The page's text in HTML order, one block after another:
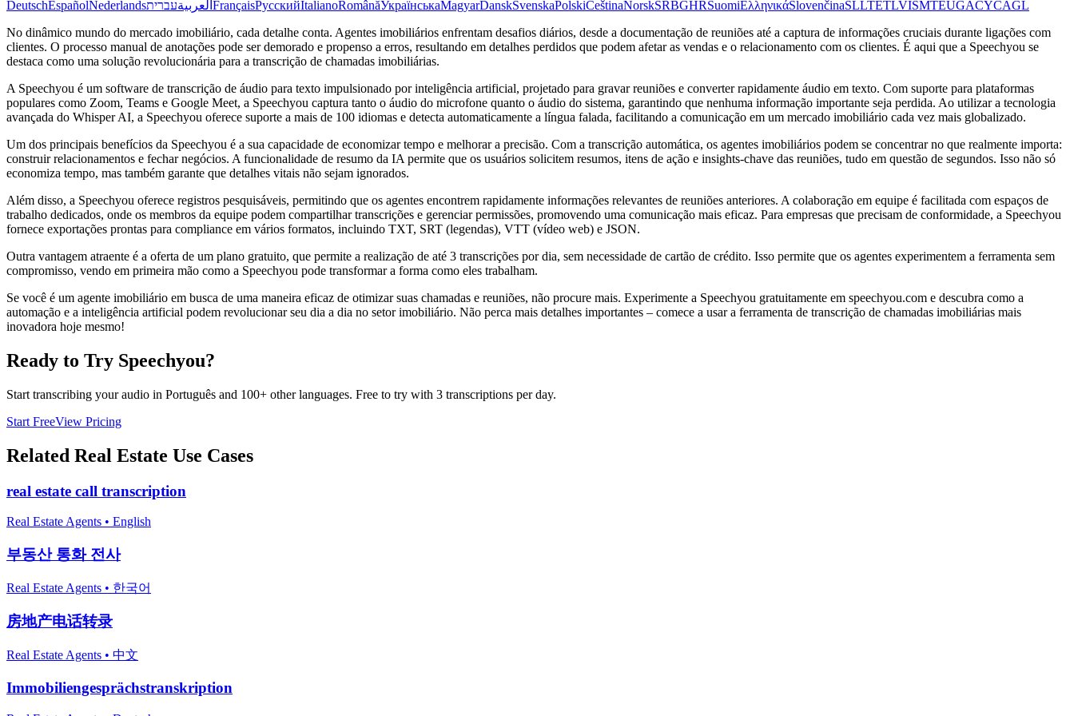
DeutschEspañolNederlands العربيةעברית FrançaisРусскийItalianoRomânăУкраїнськаMagyarDanskSvenskaPolskiČeštinaNorskSRBGHRSuomiΕλληνικάSlovenčinaSLLTETLVISMTEUGACYCAGL
No dinâmico mundo do mercado imobiliário, cada detalhe conta. Agentes imobiliários enfrentam desafios diários, desde a documentação de reuniões até a captura de informações cruciais durante ligações com
clientes. O processo manual de anotações pode ser demorado e propenso a erros, resultando em detalhes perdidos que podem afetar as vendas e o relacionamento com os clientes. É aqui que a Speechyou se
destaca como uma solução revolucionária para a transcrição de chamadas imobiliárias.
A Speechyou é um software de transcrição de áudio para texto impulsionado por inteligência artificial, projetado para gravar reuniões e converter rapidamente áudio em texto. Com suporte para plataformas
populares como Zoom, Teams e Google Meet, a Speechyou captura tanto o áudio do microfone quanto o áudio do sistema, garantindo que nenhuma informação importante seja perdida. Ao utilizar a tecnologia
avançada do Whisper AI, a Speechyou oferece suporte a mais de 100 idiomas e detecta automaticamente a língua falada, facilitando a comunicação em um mercado imobiliário cada vez mais globalizado.
Um dos principais benefícios da Speechyou é a sua capacidade de economizar tempo e melhorar a precisão. Com a transcrição automática, os agentes imobiliários podem se concentrar no que realmente importa:
construir relacionamentos e fechar negócios. A funcionalidade de resumo da IA permite que os usuários solicitem resumos, itens de ação e insights-chave das reuniões, tudo em questão de segundos. Isso não só
economiza tempo, mas também garante que detalhes vitais não sejam ignorados.
Além disso, a Speechyou oferece registros pesquisáveis, permitindo que os agentes encontrem rapidamente informações relevantes de reuniões anteriores. A colaboração em equipe é facilitada com espaços de
trabalho dedicados, onde os membros da equipe podem compartilhar transcrições e gerenciar permissões, promovendo uma comunicação mais eficaz. Para empresas que precisam de conformidade, a Speechyou
fornece exportações prontas para compliance em vários formatos, incluindo TXT, SRT (legendas), VTT (vídeo web) e JSON.
Outra vantagem atraente é a oferta de um plano gratuito, que permite a realização de até 3 transcrições por dia, sem necessidade de cartão de crédito. Isso permite que os agentes experimentem a ferramenta sem
compromisso, vendo em primeira mão como a Speechyou pode transformar a forma como eles trabalham.
Se você é um agente imobiliário em busca de uma maneira eficaz de otimizar suas chamadas e reuniões, não procure mais. Experimente a Speechyou gratuitamente em speechyou.com e descubra como a
automação e a inteligência artificial podem revolucionar seu dia a dia no setor imobiliário. Não perca mais detalhes importantes – comece a usar a ferramenta de transcrição de chamadas imobiliárias mais
inovadora hoje mesmo!
Ready to Try Speechyou?
Start transcribing your audio in Português and 100+ other languages. Free to try with 3 transcriptions per day.
Start FreeView Pricing
Related Real Estate Use Cases
real estate call transcription
Real Estate Agents • English
부동산 통화 전사
Real Estate Agents • 한국어
房地产电话转录
Real Estate Agents • 中文
Immobiliengesprächstranskription